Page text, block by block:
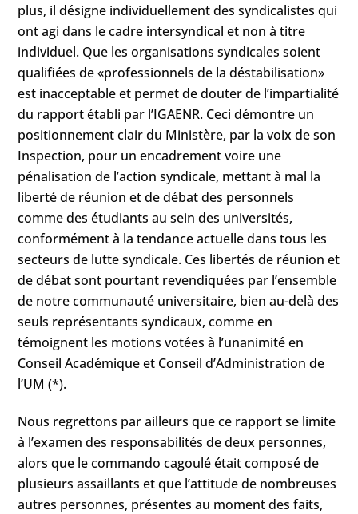
plus, il désigne individuellement des syndicalistes qui
ont agi dans le cadre intersyndical et non à titre
individuel. Que les organisations syndicales soient
qualifiées de «professionnels de la déstabilisation»
est inacceptable et permet de douter de l’impartialité
du rapport établi par l’IGAENR. Ceci démontre un
positionnement clair du Ministère, par la voix de son
Inspection, pour un encadrement voire une
pénalisation de l’action syndicale, mettant à mal la
liberté de réunion et de débat des personnels
comme des étudiants au sein des universités,
conformément à la tendance actuelle dans tous les
secteurs de lutte syndicale. Ces libertés de réunion et
de débat sont pourtant revendiquées par l’ensemble
de notre communauté universitaire, bien au-delà des
seuls représentants syndicaux, comme en
témoignent les motions votées à l’unanimité en
Conseil Académique et Conseil d’Administration de
l’UM (*).
Nous regrettons par ailleurs que ce rapport se limite
à l’examen des responsabilités de deux personnes,
alors que le commando cagoulé était composé de
plusieurs assaillants et que l’attitude de nombreuses
autres personnes, présentes au moment des faits,